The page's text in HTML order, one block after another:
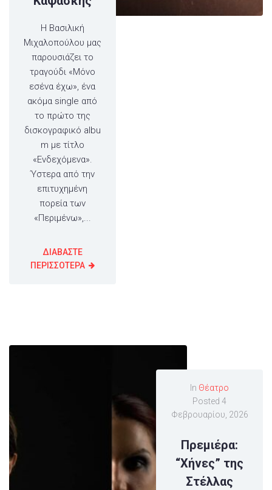
Η Βασιλική
Μιχαλοπούλου μας
παρουσιάζει το
τραγούδι «Μόνο
εσένα έχω», ένα
ακόμα single από
το πρώτο της
δισκογραφικό albu
m με τίτλο
«Ενδεχόμενα».
Ύστερα από την
επιτυχημένη
πορεία των
«Περιμένω»,...
ΔΙΑΒΑΣΤΕ
ΠΕΡΙΣΣΟΤΕΡΑ
In Θέατρο
Posted4
Φεβρουαρίου, 2026
Πρεμιέρα:
“Χήνες” της
Στέλλας